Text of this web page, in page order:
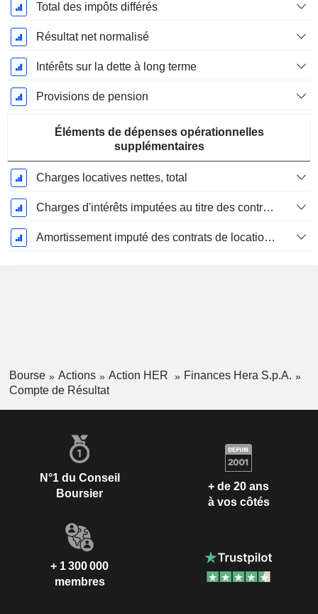
Total des impôts différés
Résultat net normalisé
Intérêts sur la dette à long terme
Provisions de pension
Éléments de dépenses opérationnelles
supplémentaires
Charges locatives nettes, total
Charges d'intérêts imputées au titre des contrats de location
Amortissement imputé des contrats de location simple
Bourse Actions Action HER
Finances Hera S.p.A.
Compte de Résultat
N°1 du Conseil
Boursier
+ de 20 ans
à vos côtés
+ 1 300 000
membres